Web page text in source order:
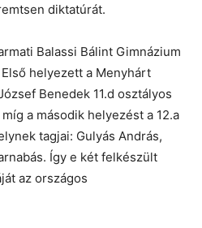
diktatúrát.
Balassi Bálint Gimnázium
helyezett a Menyhárt
Benedek 11.d osztályos
a második helyezést a 12.a
tagjai: Gulyás András,
Így e két felkészült
az országos